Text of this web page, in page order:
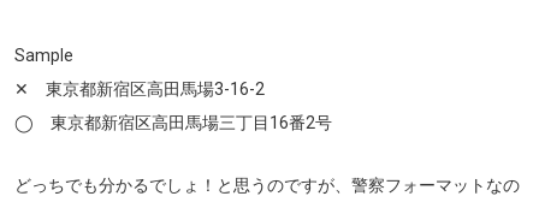
Sample
✕ 東京都新宿区高田馬場3-16-2
◯ 東京都新宿区高田馬場三丁目16番2号
どっちでも分かるでしょ！と思うのですが、警察フォーマットなの